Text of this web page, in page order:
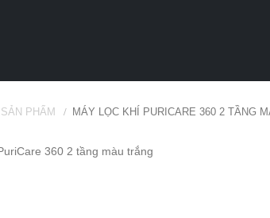
SẢN PHẨM MÁY LỌC KHÍ PURICARE 360 2 TẦNG